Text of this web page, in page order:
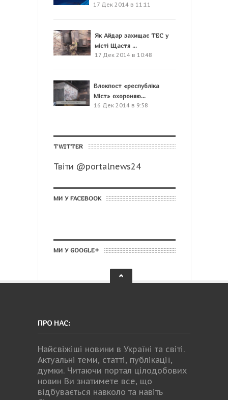
17 Дек 2014 в 11:11
Як Айдар захищає ТЕС у
місті Щастя ...
17 Дек 2014 в 10:48
Блокпост «республіка
Міст» охороняю...
16 Дек 2014 в 9:58
TWITTER
Твіти @portalnews24
МИ У FACEBOOK
МИ У GOOGLE+
ПРО НАС:
Найсвіжіші новини в Україні та світі.
Актуальні теми, статті, публікації,
думки. Читаючи портал цілодобових
новин Ви знатимете все, що
відбувається навколо та навіть